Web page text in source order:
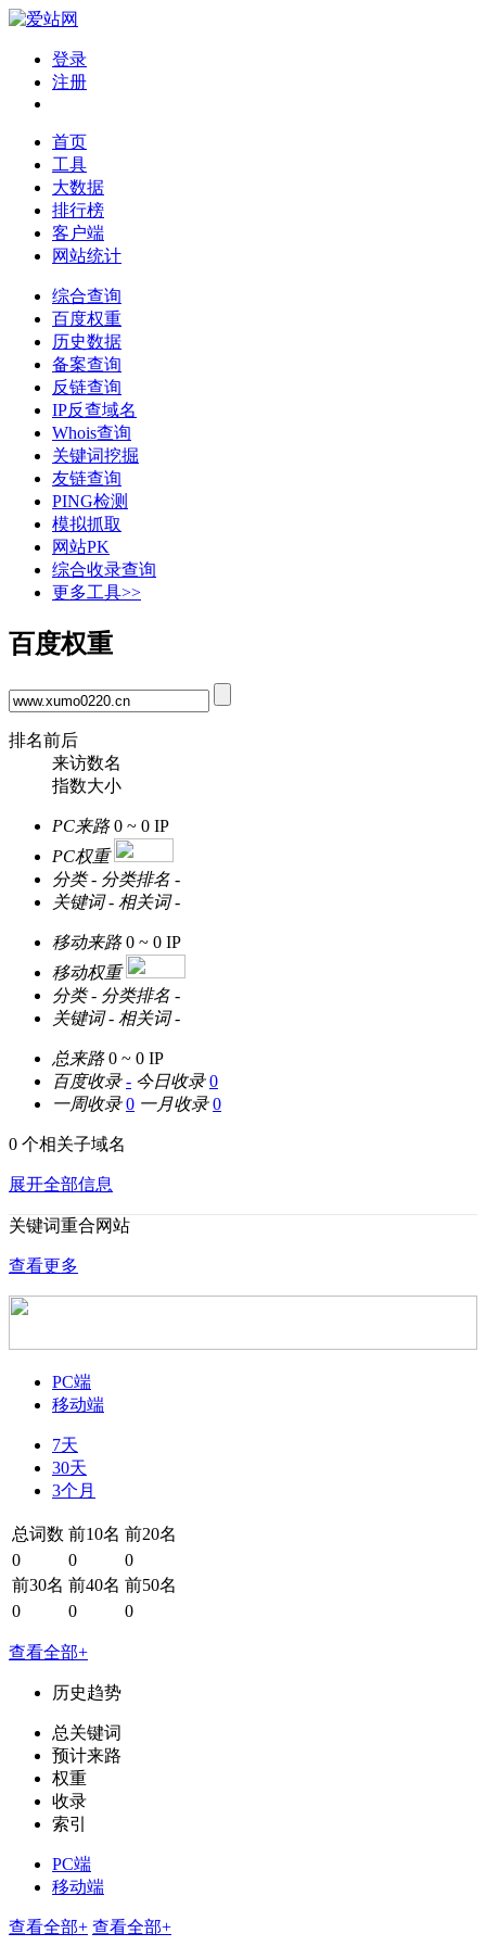
登录
注册
首页
工具
大数据
排行榜
客户端
网站统计
综合查询
百度权重
历史数据
备案查询
反链查询
IP反查域名
Whois查询
关键词挖掘
友链查询
PING检测
模拟抓取
网站PK
综合收录查询
更多工具>>
百度权重
排名前后
来访数名
指数大小
PC来路 0 ~ 0 IP
PC权重
分类 - 分类排名 -
关键词 - 相关词 -
移动来路 0 ~ 0 IP
移动权重
分类 - 分类排名 -
关键词 - 相关词 -
总来路 0 ~ 0 IP
百度收录 - 今日收录 0
一周收录 0 一月收录 0
0 个相关子域名
展开全部信息
关键词重合网站
查看更多
PC端
移动端
7天
30天
3个月
总词数 前10名 前20名
0
0
0
前30名 前40名 前50名
0
0 0
查看全部+
历史趋势
总关键词
预计来路
权重
收录
索引
PC端
移动端
查看全部+ 查看全部+